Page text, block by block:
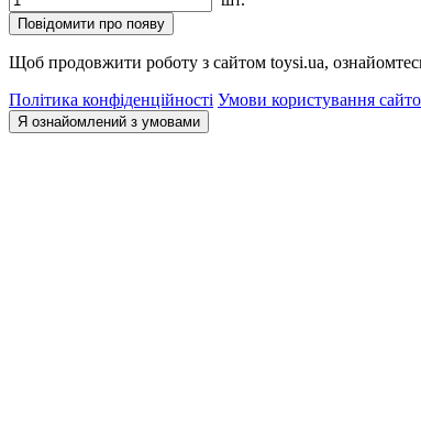
Повідомити про появу
Щоб продовжити роботу з сайтом toysi.ua,
Політика конфіденційності Умови користування
Я ознайомлений з умовами